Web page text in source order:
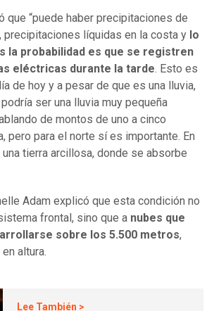
que “puede haber precipitaciones de
precipitaciones líquidas en la costa y lo
la probabilidad es que se registren
eléctricas durante la tarde. Esto es
de hoy y a pesar de que es una lluvia,
ser una lluvia muy pequeña
de montos de uno a cinco
pero para el norte sí es importante. En
tierra arcillosa, donde se absorbe
Adam explicó que esta condición no
frontal, sino que a nubes que
sobre los 5.500 metros,
altura.
Lee También >